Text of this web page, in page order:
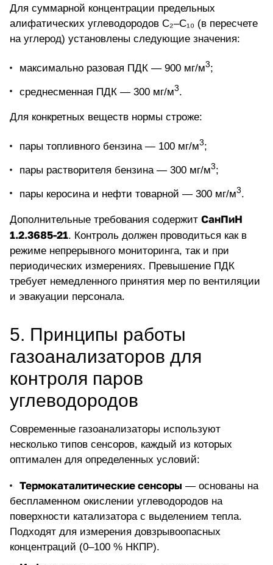
Для суммарной концентрации предельных
алифатических углеводородов C₂–C₁₀ (в пересчете
на углерод) установлены следующие значения:
максимально разовая ПДК — 900 мг/м3;
среднесменная ПДК — 300 мг/м3.
Для конкретных веществ нормы строже:
пары топливного бензина — 100 мг/м3;
пары растворителя бензина — 300 мг/м3;
пары керосина и нефти товарной — 300 мг/м3.
Дополнительные требования содержит СанПиН
1.2.3685-21. Контроль должен проводиться как в
режиме непрерывного мониторинга, так и при
периодических измерениях. Превышение ПДК
требует немедленного принятия мер по вентиляции
и эвакуации персонала.
5. Принципы работы
газоанализаторов для
контроля паров
углеводородов
Современные газоанализаторы используют
несколько типов сенсоров, каждый из которых
оптимален для определенных условий:
Термокаталитические сенсоры — основаны на
беспламенном окислении углеводородов на
поверхности катализатора с выделением тепла.
Подходят для измерения довзрывоопасных
концентраций (0–100 % НКПР).